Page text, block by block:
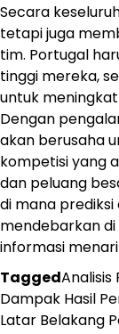
Secara
tetapi juga
tim. Portugal
tinggi mereka,
untuk
Dengan
akan berusaha
kompetisi yang
dan peluang
di mana
mendebarkan
informasi
TaggedAnalisis
Dampak Hasil
Latar Belakang